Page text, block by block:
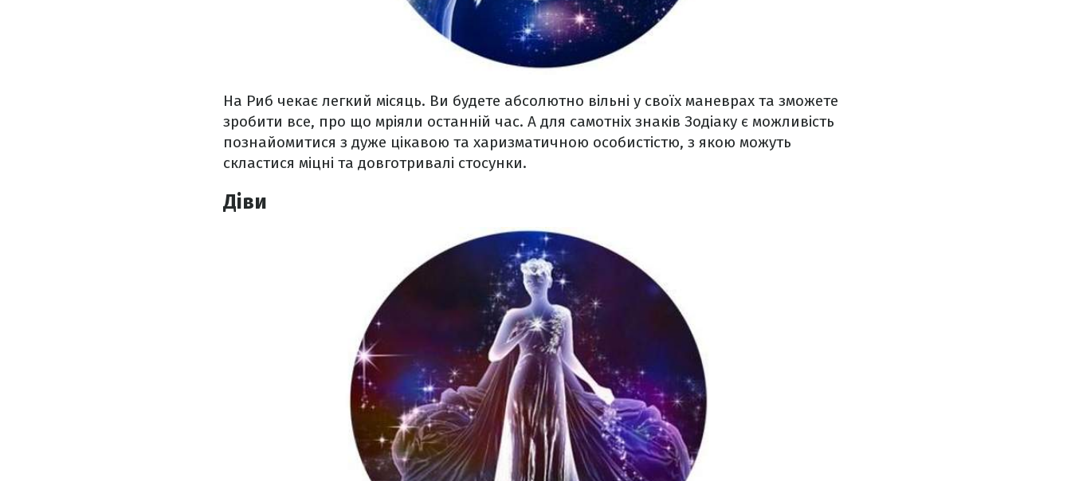
На Риб чекає легкий місяць. Ви будете абсолютно вільні у своїх маневрах та зможете
зробити все, про що мріяли останній час. А для самотніх знаків Зодіаку є можливість
познайомитися з дуже цікавою та харизматичною особистістю, з якою можуть
скластися міцні та довготривалі стосунки.
Діви